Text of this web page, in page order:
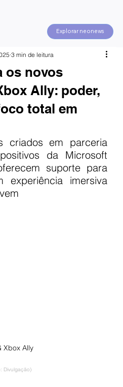
Explorar neonews
os novos
Ally: poder,
total em
3 min de leitura
criados em parceria
da Microsoft
suporte para
experiência imersiva
Xbox Ally
Divulgação)